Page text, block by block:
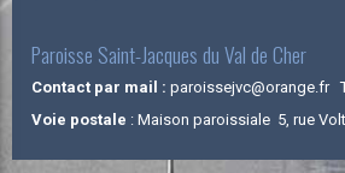
Paroisse Saint-Jacques du Val de Cher
Contact par mail : paroissejvc@orange.fr
Voie postale : Maison paroissiale 5, rue